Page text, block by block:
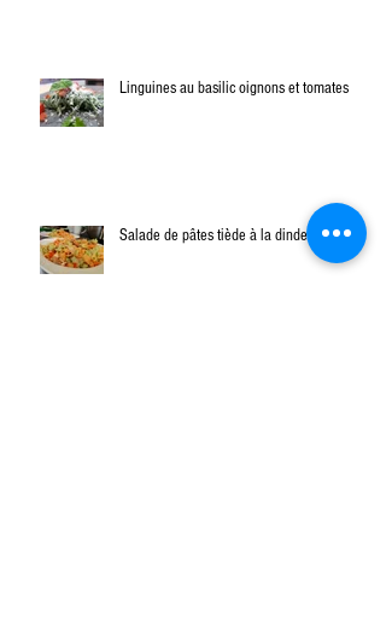
Linguines au basilic oignons et tomates
Salade de pâtes tiède à la dinde et cheddar